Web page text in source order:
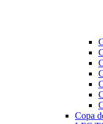
Copa